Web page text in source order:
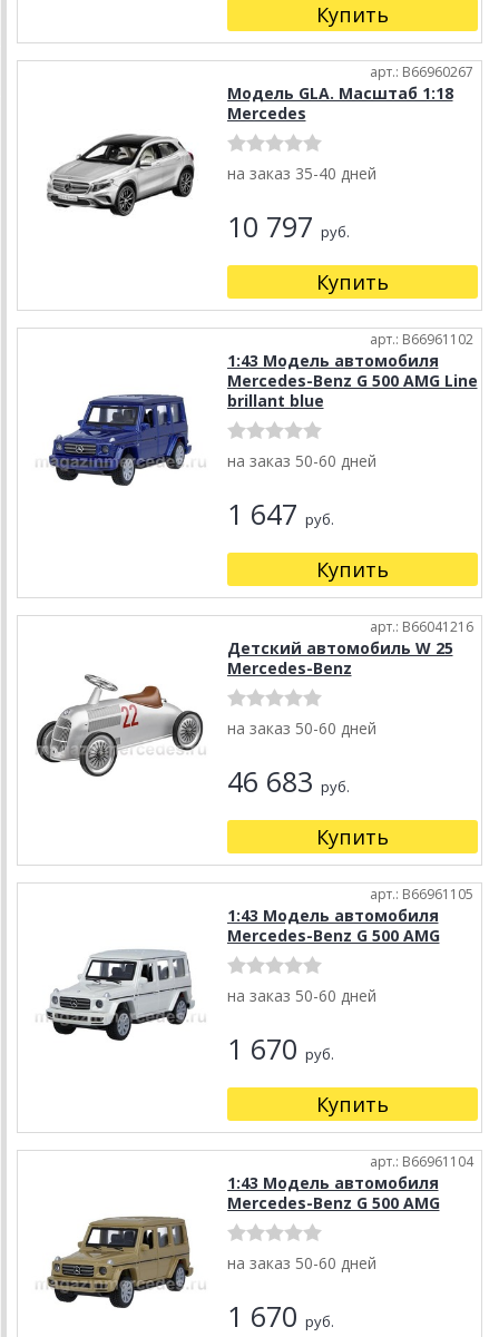
Купить
арт.: B66960267
Модель GLA. Масштаб 1:18
Mercedes
на заказ 35-40 дней
10 797 руб.
Купить
арт.: B66961102
1:43 Модель автомобиля
Mercedes-Benz G 500 AMG Line
brillant blue
на заказ 50-60 дней
1 647 руб.
Купить
арт.: B66041216
Детский автомобиль W 25
Mercedes-Benz
на заказ 50-60 дней
46 683 руб.
Купить
арт.: B66961105
1:43 Модель автомобиля
Mercedes-Benz G 500 AMG
на заказ 50-60 дней
1 670 руб.
Купить
арт.: B66961104
1:43 Модель автомобиля
Mercedes-Benz G 500 AMG
на заказ 50-60 дней
1 670 руб.